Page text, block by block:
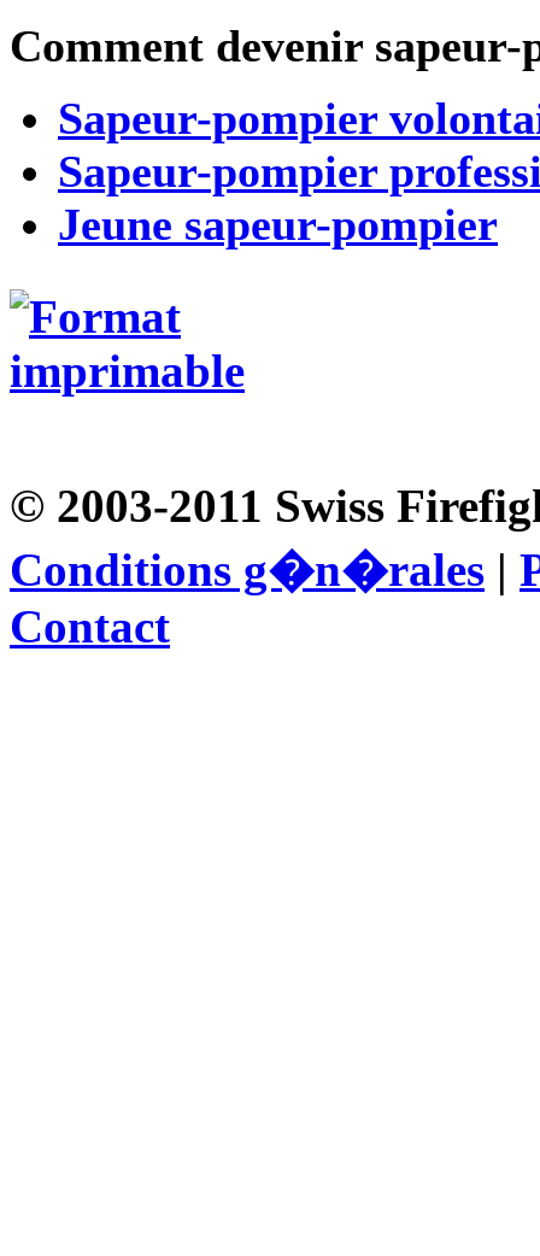
Comment devenir sapeur-
Sapeur-pompier
Sapeur-pompier
Jeune sapeur-pompier
© 2003-2011 Swiss
Conditions g�n�rales |
Contact